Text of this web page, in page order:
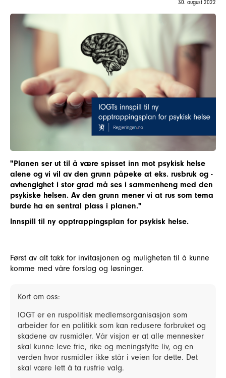
30. august 2022
"Planen ser ut til å være spisset inn mot psykisk helse
alene og vi vil av den grunn påpeke at eks. rusbruk og -
avhengighet i stor grad må ses i sammenheng med den
psykiske helsen. Av den grunn mener vi at rus som tema
burde ha en sentral plass i planen."
Innspill til ny opptrappingsplan for psykisk helse.
Først av alt takk for invitasjonen og muligheten til å kunne
komme med våre forslag og løsninger.
Kort om oss:
IOGT er en ruspolitisk medlemsorganisasjon som
arbeider for en politikk som kan redusere forbruket og
skadene av rusmidler. Vår visjon er at alle mennesker
skal kunne leve frie, rike og meningsfylte liv, og en
verden hvor rusmidler ikke står i veien for dette. Det
skal være lett å ta rusfrie valg.